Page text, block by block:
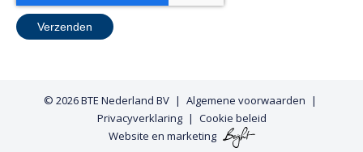
© 2026BTE Nederland BV
Algemene voorwaarden
Privacyverklaring
Cookie beleid
Website en marketing